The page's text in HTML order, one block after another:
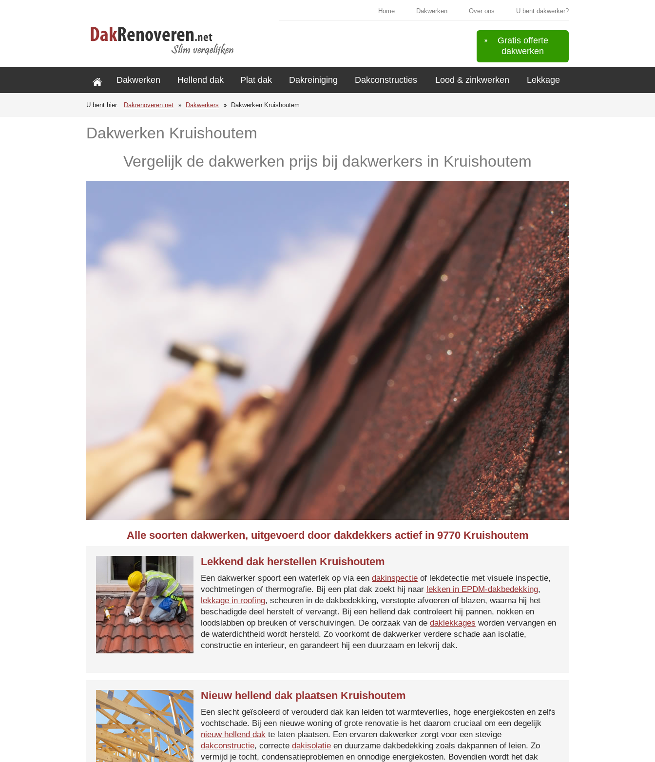
Home Dakwerken Over ons U bent dakwerker?
Gratis offerte
dakwerken
Dakwerken Hellend dak Plat dak Dakreiniging Dakconstructies Lood & zinkwerken Lekkage
U bent hier: Dakrenoveren.net Dakwerkers Dakwerken Kruishoutem
Dakwerken Kruishoutem
Vergelijk de dakwerken prijs bij dakwerkers in Kruishoutem
Alle soorten dakwerken, uitgevoerd door dakdekkers actief in 9770 Kruishoutem
Lekkend dak herstellen Kruishoutem
Een dakwerker spoort een waterlek op via een dakinspectie of lekdetectie met visuele inspectie,
vochtmetingen of thermografie. Bij een plat dak zoekt hij naar lekken in EPDM-dakbedekking,
lekkage in roofing, scheuren in de dakbedekking, verstopte afvoeren of blazen, waarna hij het
beschadigde deel herstelt of vervangt. Bij een hellend dak controleert hij pannen, nokken en
loodslabben op breuken of verschuivingen. De oorzaak van de daklekkages worden vervangen en
de waterdichtheid wordt hersteld. Zo voorkomt de dakwerker verdere schade aan isolatie,
constructie en interieur, en garandeert hij een duurzaam en lekvrij dak.
Nieuw hellend dak plaatsen Kruishoutem
Een slecht geïsoleerd of verouderd dak kan leiden tot warmteverlies, hoge energiekosten en zelfs
vochtschade. Bij een nieuwe woning of grote renovatie is het daarom cruciaal om een degelijk
nieuw hellend dak te laten plaatsen. Een ervaren dakwerker zorgt voor een stevige
dakconstructie, correcte dakisolatie en duurzame dakbedekking zoals dakpannen of leien. Zo
vermijd je tocht, condensatieproblemen en onnodige energiekosten. Bovendien wordt het dak